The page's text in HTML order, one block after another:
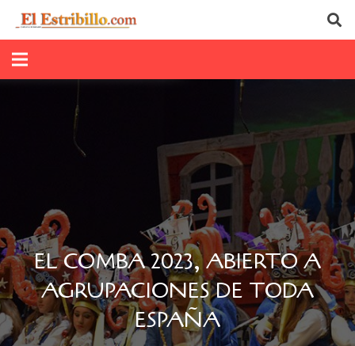
EL COMBA 2023, ABIERTO A
AGRUPACIONES DE TODA
ESPAÑA